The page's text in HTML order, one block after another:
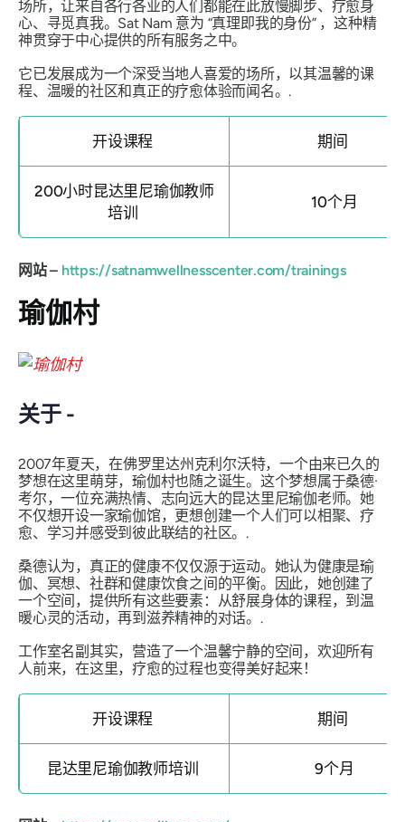
场所，让来自各行各业的人们都能在此放慢脚步、疗愈身
心、寻觅真我。Sat Nam 意为 “真理即我的身份”，这种精
神贯穿于中心提供的所有服务之中。
它已发展成为一个深受当地人喜爱的场所，以其温馨的课
程、温暖的社区和真正的疗愈体验而闻名。.
开设课程 期间
200小时昆达里尼瑜伽教师
培训
10个月
网站 – https://satnamwellnesscenter.com/trainings
瑜伽村
关于 -
2007年夏天，在佛罗里达州克利尔沃特，一个由来已久的
梦想在这里萌芽，瑜伽村也随之诞生。这个梦想属于桑德·
考尔，一位充满热情、志向远大的昆达里尼瑜伽老师。她
不仅想开设一家瑜伽馆，更想创建一个人们可以相聚、疗
愈、学习并感受到彼此联结的社区。.
桑德认为，真正的健康不仅仅源于运动。她认为健康是瑜
伽、冥想、社群和健康饮食之间的平衡。因此，她创建了
一个空间，提供所有这些要素：从舒展身体的课程，到温
暖心灵的活动，再到滋养精神的对话。.
工作室名副其实，营造了一个温馨宁静的空间，欢迎所有
人前来，在这里，疗愈的过程也变得美好起来！
开设课程 期间
昆达里尼瑜伽教师培训 9个月